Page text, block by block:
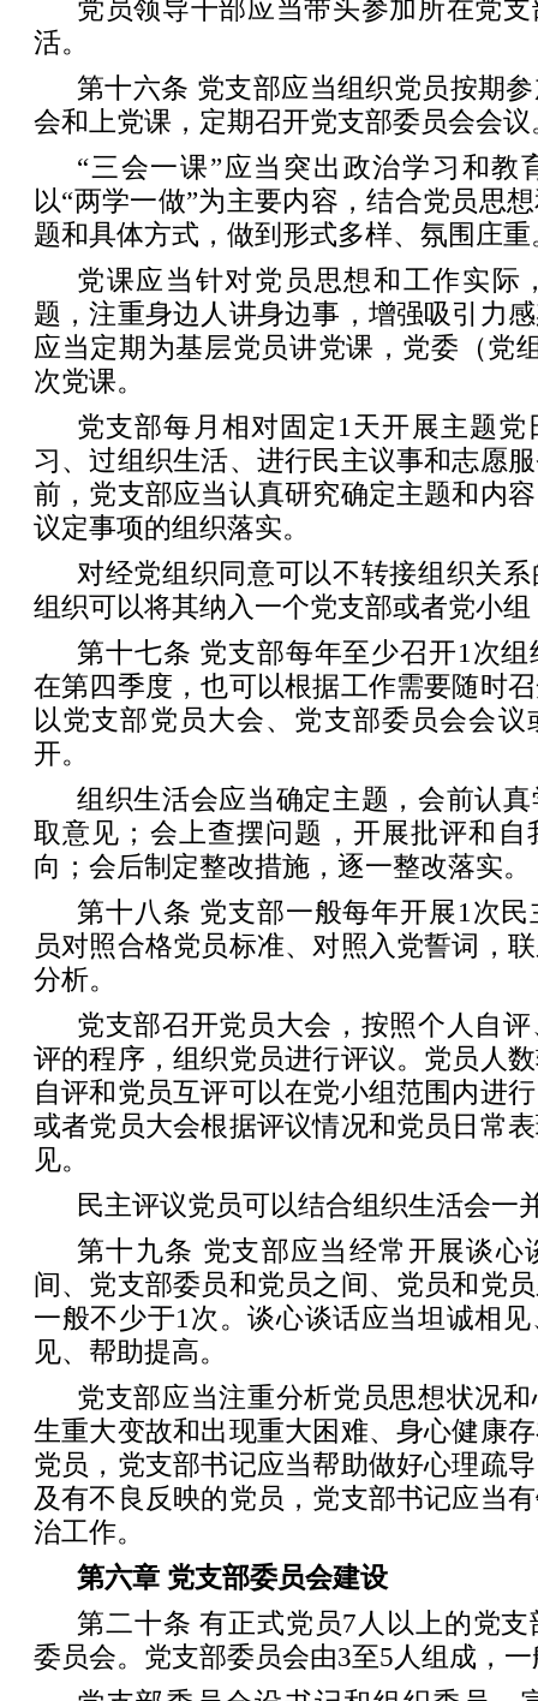
党员领导干部应当带头参加所在党
活。
第十六条 党支部应当组织党员按期
会和上党课，定期召开党支部委员会会议
“三会一课”应当突出政治学习和教
以“两学一做”为主要内容，结合党员思
题和具体方式，做到形式多样、氛围庄重
党课应当针对党员思想和工作实际
题，注重身边人讲身边事，增强吸引力
应当定期为基层党员讲党课，党委（党
次党课。
党支部每月相对固定1天开展主题
习、过组织生活、进行民主议事和志愿
前，党支部应当认真研究确定主题和内
议定事项的组织落实。
对经党组织同意可以不转接组织关
组织可以将其纳入一个党支部或者党小
第十七条 党支部每年至少召开1次
在第四季度，也可以根据工作需要随时
以党支部党员大会、党支部委员会会
开。
组织生活会应当确定主题，会前认
取意见；会上查摆问题，开展批评和自
向；会后制定整改措施，逐一整改落实。
第十八条 党支部一般每年开展1次
员对照合格党员标准、对照入党誓词，
分析。
党支部召开党员大会，按照个人自
评的程序，组织党员进行评议。党员人
自评和党员互评可以在党小组范围内进
或者党员大会根据评议情况和党员日常
见。
民主评议党员可以结合组织生活会一
第十九条 党支部应当经常开展谈心
间、党支部委员和党员之间、党员和党
一般不少于1次。谈心谈话应当坦诚相
见、帮助提高。
党支部应当注重分析党员思想状况
生重大变故和出现重大困难、身心健康
党员，党支部书记应当帮助做好心理疏
及有不良反映的党员，党支部书记应当
治工作。
第六章 党支部委员会建设
第二十条 有正式党员7人以上的党
委员会。党支部委员会由3至5人组成，